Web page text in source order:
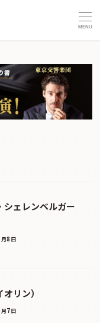
MENU
シェレンベルガー
8日
リン）
7日